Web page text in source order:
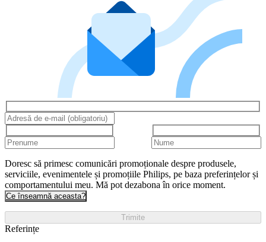
Doresc să primesc comunicări promoționale despre produsele,
serviciile, evenimentele și promoțiile Philips, pe baza preferințelor și
comportamentului meu. Mă pot dezabona în orice moment.
Ce înseamnă aceasta?
Trimite
Referințe